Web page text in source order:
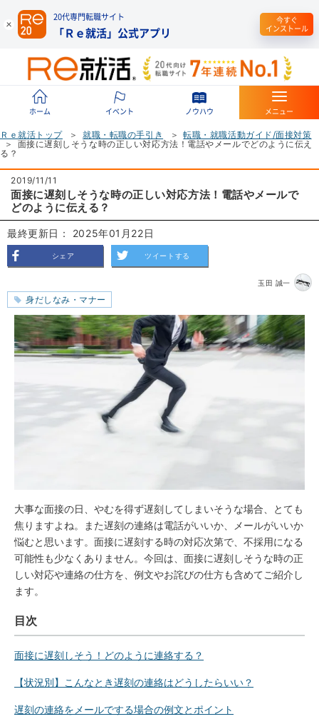
20代専門転職サイト
「Ｒｅ就活」公式アプリ
今すぐ
インストール
ホーム イベント ノウハウ メニュー
Ｒｅ就活トップ 就職・転職の手引き
転職・就職活動ガイド/面接対策
面接に遅刻しそうな時の正しい対応方法！電話やメールでどのように伝え
る？
2019/11/11
面接に遅刻しそうな時の正しい対応方法！電話やメールで
どのように伝える？
最終更新日： 2025年01月22日
シェア ツイートする
玉田 誠一
身だしなみ・マナー
大事な面接の日、やむを得ず遅刻してしまいそうな場合、とても
焦りますよね。また遅刻の連絡は電話がいいか、メールがいいか
悩むと思います。面接に遅刻する時の対応次第で、不採用になる
可能性も少なくありません。今回は、面接に遅刻しそうな時の正
しい対応や連絡の仕方を、例文やお詫びの仕方も含めてご紹介し
ます。
目次
面接に遅刻しそう！どのように連絡する？
【状況別】こんなとき遅刻の連絡はどうしたらいい？
遅刻の連絡をメールでする場合の例文とポイント